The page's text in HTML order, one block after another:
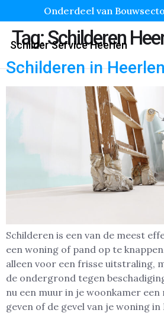
Onderdeel van
Schilder Service Heerlen
Tag:Schilderen
Schilderen in
Schilderen is een van de meest
een woning of pand op te
alleen voor een frisse uitstraling,
de ondergrond tegen
nu een muur in je woonkamer
geven of de gevel van je woning